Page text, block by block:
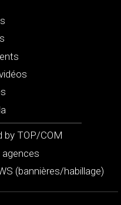
by TOP/COM
agences
(bannières/habillage)